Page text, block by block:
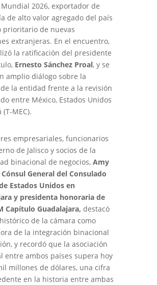
2026, exportador de
de alto valor agregado del país
prioritario de nuevas
extranjeras. En el encuentro,
la ratificación del presidente
Ernesto Sánchez Proal, y se
amplio diálogo sobre la
la entidad frente a la revisión
entre México, Estados Unidos
MEC).
empresariales, funcionarios
de Jalisco y socios de la
binacional de negocios, Amy
General del Consulado
Estados Unidos en
y presidenta honoraria de
Capítulo Guadalajara, destacó
de la cámara como
de la integración binacional
y recordó que la asociación
entre ambos países supera hoy
millones de dólares, una cifra
en la historia entre ambas